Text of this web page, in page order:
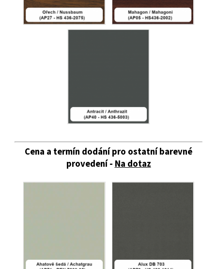
Cena a termín dodání pro ostatní barevné
provedení -Na dotaz